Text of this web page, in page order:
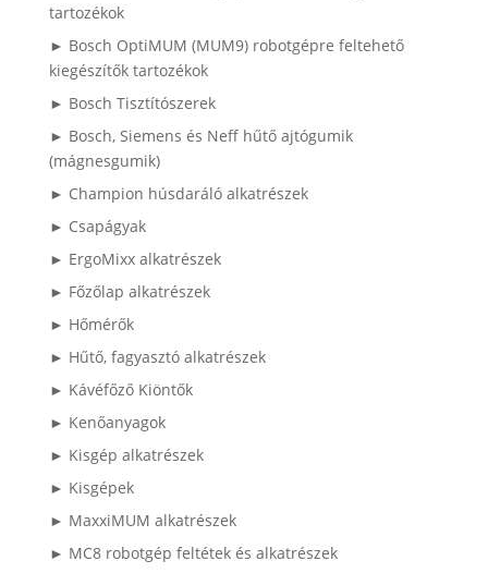
tartozékok
► Bosch OptiMUM (MUM9) robotgépre feltehető
kiegészítők tartozékok
► Bosch Tisztítószerek
► Bosch, Siemens és Neff hűtő ajtógumik
(mágnesgumik)
► Champion húsdaráló alkatrészek
► Csapágyak
► ErgoMixx alkatrészek
► Főzőlap alkatrészek
► Hőmérők
► Hűtő, fagyasztó alkatrészek
► Kávéfőző Kiöntők
► Kenőanyagok
► Kisgép alkatrészek
► Kisgépek
► MaxxiMUM alkatrészek
► MC8 robotgép feltétek és alkatrészek